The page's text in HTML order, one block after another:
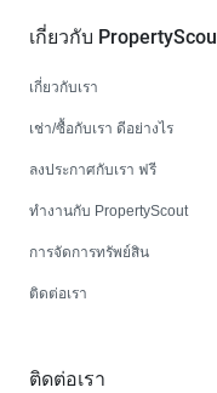
เกี่ยวกับ
เกี่ยวกับเรา
เช่า/ซื้อกับเรา ดีอย่างไร
ลงประกาศกับเรา ฟรี
ทำงานกับ PropertyScout
การจัดการทรัพย์สิน
ติดต่อเรา
ติดต่อเรา